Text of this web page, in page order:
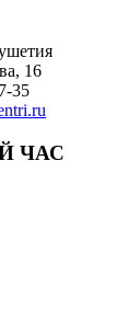
16
35
ЧАС